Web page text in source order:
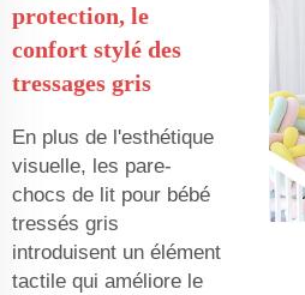
protection, le
confort stylé des
tressages gris
En plus de l'esthétique
visuelle, les pare-
chocs de lit pour bébé
tressés gris
introduisent un élément
tactile qui améliore le